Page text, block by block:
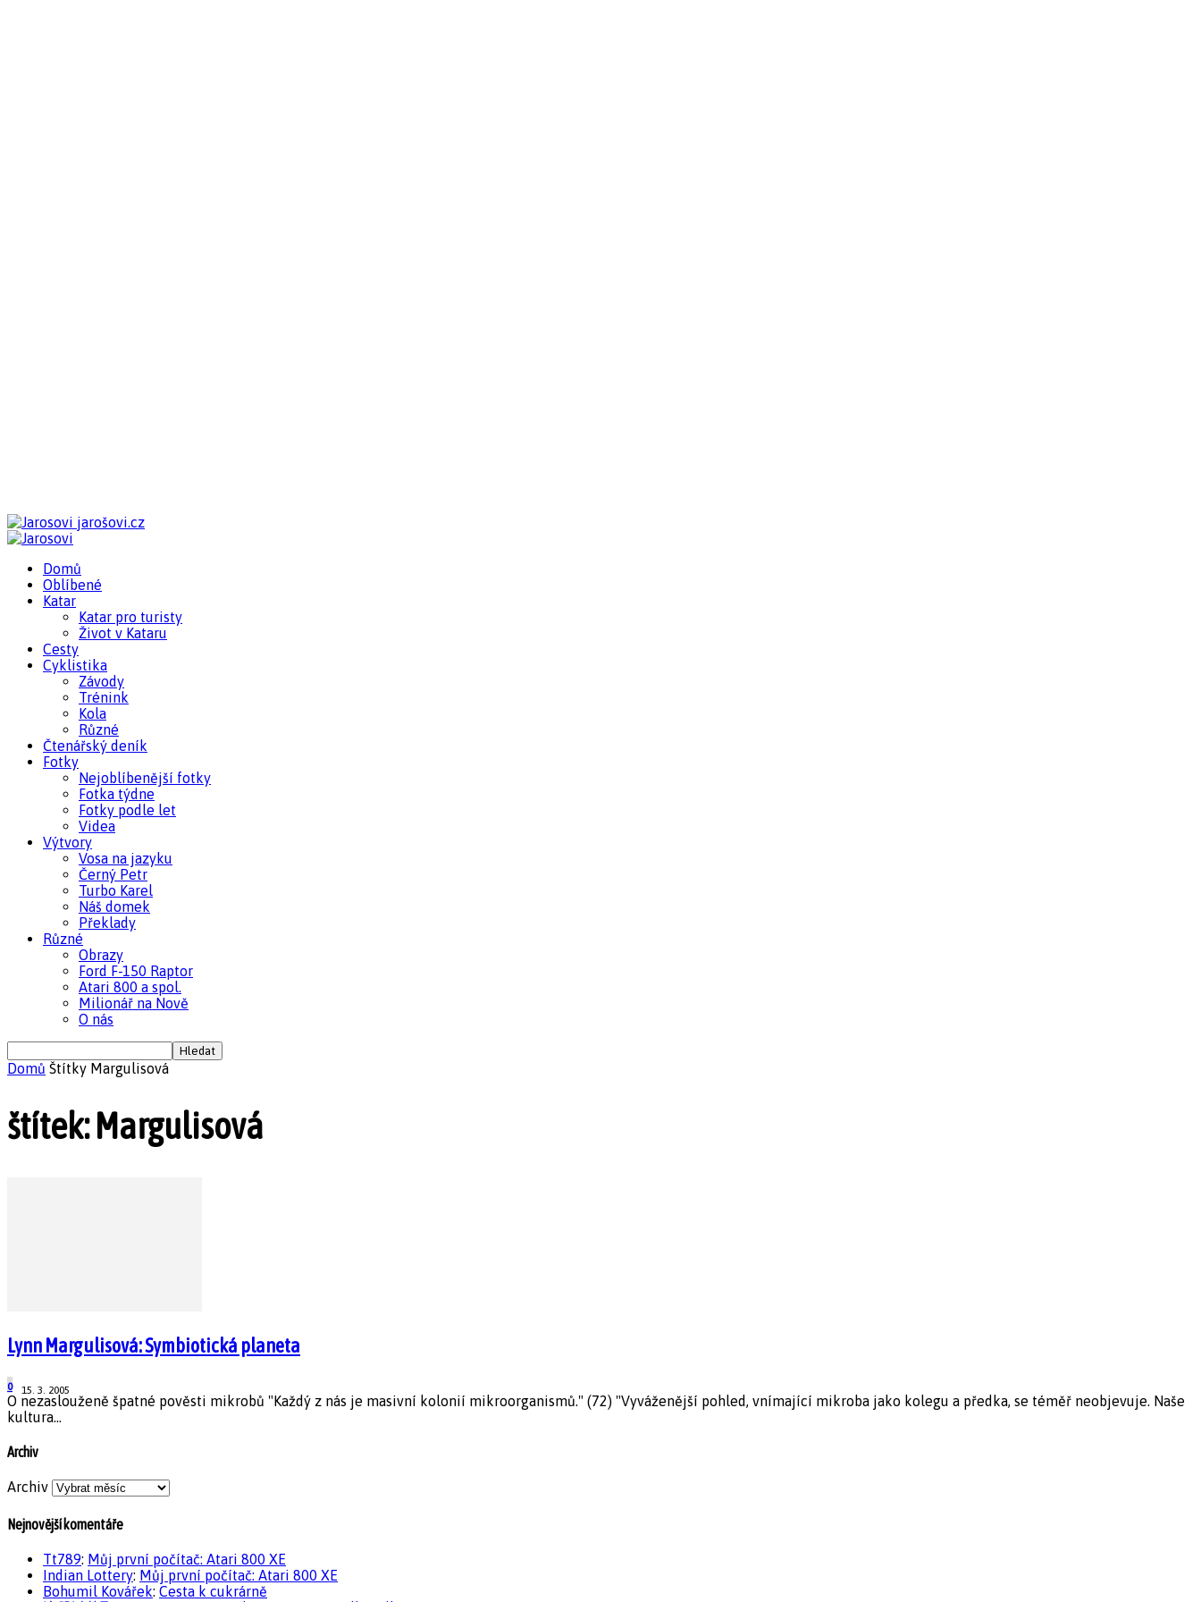
jarošovi.cz
Domů
Oblíbené
Katar
Katar pro turisty
Život v Kataru
Cesty
Cyklistika
Závody
Trénink
Kola
Různé
Čtenářský deník
Fotky
Nejoblíbenější fotky
Fotka týdne
Fotky podle let
Videa
Výtvory
Vosa na jazyku
Černý Petr
Turbo Karel
Náš domek
Překlady
Různé
Obrazy
Ford F-150 Raptor
Atari 800 a spol.
Milionář na Nově
O nás
Domů Štítky Margulisová
štítek: Margulisová
Lynn Margulisová: Symbiotická planeta
15. 3. 2005
0
O nezaslouženě špatné pověsti mikrobů "Každý z nás je masivní kolonií mikroorganismů." (72) "Vyváženější pohled, vnímající mikroba jako kolegu a předka, se téměř neobjevuje. Naše
kultura...
Archiv
Archiv
Nejnovější komentáře
Tt789: Můj první počítač: Atari 800 XE
Indian Lottery: Můj první počítač: Atari 800 XE
Bohumil Kovářek: Cesta k cukrárně